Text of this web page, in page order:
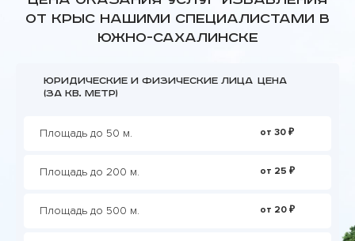
от крыс нашими специалистами в
Южно-Сахалинске
Юридические и физические лица
(за кв. метр)
Цена
Площадь до 50 м. от 30 ₽
Площадь до 200 м. от 25 ₽
Площадь до 500 м. от 20 ₽